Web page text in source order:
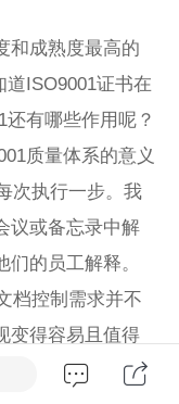
和成熟度最高的
ISO9001证书在
有哪些作用呢？
质量体系的意义
次执行一步。我
议或备忘录中解
的员工解释。
档控制需求并不
变得容易且值得
管理体系认证工